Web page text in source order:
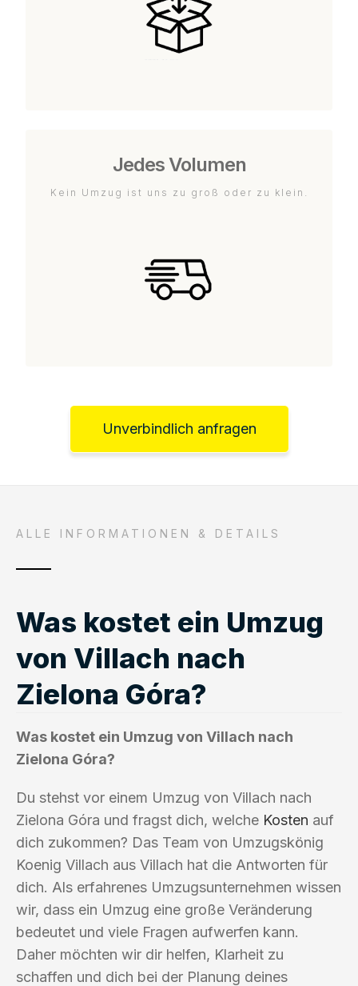
Jedes Volumen
Kein Umzug ist uns zu groß oder zu klein.
Unverbindlich anfragen
ALLE INFORMATIONEN & DETAILS
Was kostet ein Umzug
von Villach nach
Zielona Góra?
Was kostet ein Umzug von Villach nach
Zielona Góra?
Du stehst vor einem Umzug von Villach nach
Zielona Góra und fragst dich, welche Kosten auf
dich zukommen? Das Team von Umzugskönig
Koenig Villach aus Villach hat die Antworten für
dich. Als erfahrenes Umzugsunternehmen wissen
wir, dass ein Umzug eine große Veränderung
bedeutet und viele Fragen aufwerfen kann.
Daher möchten wir dir helfen, Klarheit zu
schaffen und dich bei der Planung deines